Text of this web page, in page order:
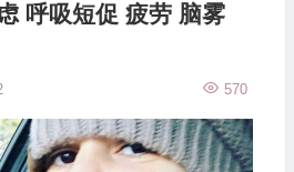
呼吸短促 疲劳 脑雾
570